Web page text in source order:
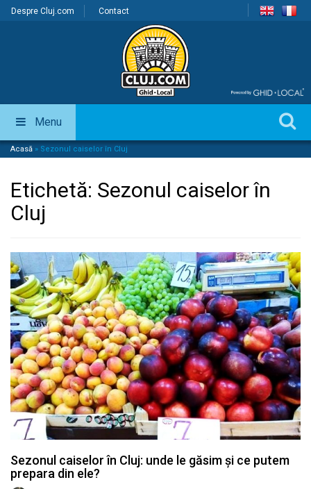
Despre Cluj.com Contact
Menu
Acasă » Sezonul caiselor în Cluj
Etichetă: Sezonul caiselor în
Cluj
Sezonul caiselor în Cluj: unde le găsim și ce putem
prepara din ele?